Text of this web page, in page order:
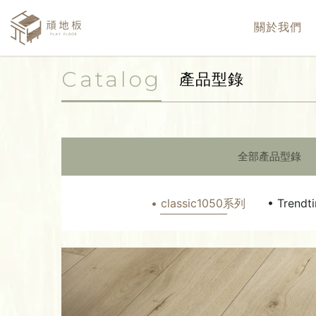
關於我們
Catalog 產品型錄
全部產品型錄
• classic1050系列 •